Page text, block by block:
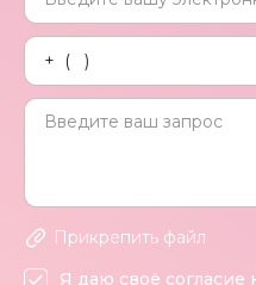
Прикрепить файл
Я даю своё согласие